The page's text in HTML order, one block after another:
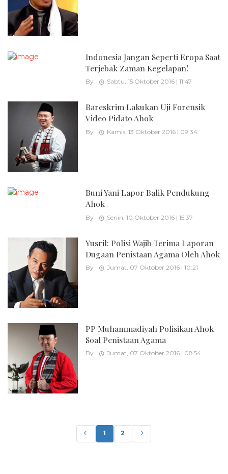
Indonesia Jangan Seperti Eropa Saat
Terjebak Zaman Kegelapan!
By Sabtu, 15 Oktober 2016 | 11:47
Bareskrim Lakukan Uji Forensik
Video Pidato Ahok
By Kamis, 13 Oktober 2016 | 09:34
Buni Yani Lapor Balik Pendukung
Ahok
By Senin, 10 Oktober 2016 | 15:37
Yusril: Polisi Wajib Terima Laporan
Dugaan Penistaan Agama Oleh Ahok
By Jumat, 07 Oktober 2016 | 10:21
PP Muhammadiyah Polisikan Ahok
Soal Penistaan Agama
By Jumat, 07 Oktober 2016 | 08:54
1 2